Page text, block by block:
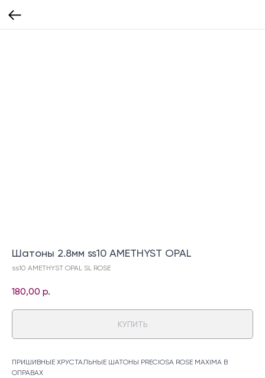
Шатоны 2.8мм ss10 AMETHYST OPAL
ss10 AMETHYST OPAL SL ROSE
180,00 р.
КУПИТЬ
ПРИШИВНЫЕ ХРУСТАЛЬНЫЕ ШАТОНЫ PRECIOSA ROSE MAXIMA В
ОПРАВАХ